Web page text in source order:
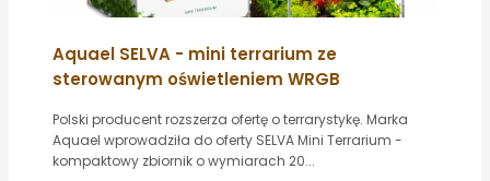
Aquael SELVA - mini terrarium ze
sterowanym oświetleniem WRGB
Polski producent rozszerza ofertę o terrarystykę. Marka
Aquael wprowadziła do oferty SELVA Mini Terrarium -
kompaktowy zbiornik o wymiarach 20...